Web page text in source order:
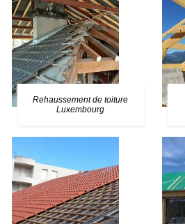
Rehaussement de toiture
Luxembourg